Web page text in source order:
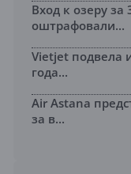
Вход к озеру за
оштрафовали...
Vietjet подвела
года...
Air Astana
за в...